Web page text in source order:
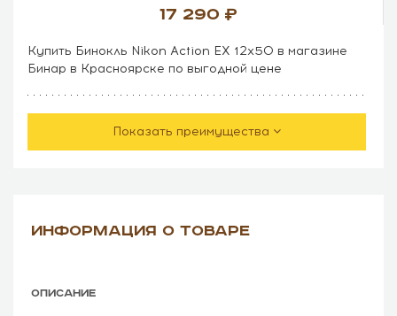
17 290
Купить Бинокль Nikon Action EX 12x50 в магазине
Бинар в Красноярске по выгодной цене
Показать преимущества
ИНФОРМАЦИЯ О ТОВАРЕ
ОПИСАНИЕ